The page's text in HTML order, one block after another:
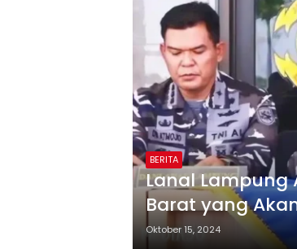
BERITA
Lanal Lampung
Barat yang
Oktober 15, 2024